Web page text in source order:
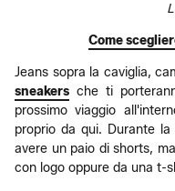
Come
Jeans sopra la caviglia,
sneakers che ti
prossimo viaggio
proprio da qui. Durante
avere un paio di shorts,
con logo oppure da una t-